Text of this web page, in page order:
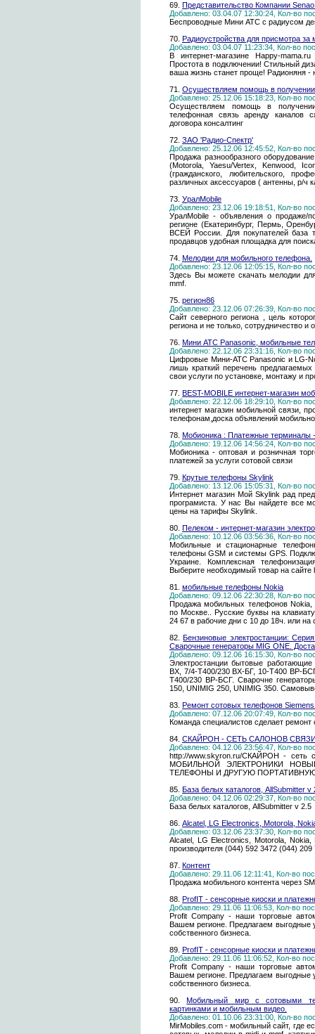
69. Представительство Компании
Добавлено: 03.04.07 12:30:24, Кол-во
Беспроводные Мини АТС c радиусом
70. Радиоустройства для присмотра
Добавлено: 03.04.07 11:23:34, Кол-во
В интернет-магазине Happy-
Простота в подключении! Стильный
ваша жизнь станет проще! Радионяня
71. Осуществляем помощь в получении
Добавлено: 25.12.06 15:18:23, Кол-во
Осуществляем помощь в
телефонная связь аренду каналов
договора консалтинг
72. ЗАО 'Радио-Спектр'
Добавлено: 25.12.06 12:45:52, Кол-во
Продажа разнообразного
(Motorola, Yaesu/Vertex, Kenwood,
(гражданского, любительского,
различных аксессуаров ( антенны, р/ч
73. УралMobile
Добавлено: 23.12.06 19:18:51, Кол-во
УралMobile - объявления о продаже/
регионе (Екатеринбург, Пермь,
ВСЕЙ России. Для покупателей база
продавцов удобная площадка для
74. Мелодии для мобильного телефона.
Добавлено: 23.12.06 12:05:15, Кол-во
Здесь Вы можете скачать мелодии
mmf.
75. регион86
Добавлено: 23.12.06 07:26:39, Кол-во
Сайт северного региона , цель
региона и не только, сотрудничество и
76. Мини АТС Panasonic, мобильные
Добавлено: 22.12.06 23:31:16, Кол-во
Цифровые Мини-АТС Panasonic и LG-
лишь краткий перечень
свои услуги по установке, монтажу и
77. BEST-MOBILE интернет-магазин
Добавлено: 22.12.06 18:29:10, Кол-во
интернет магазин мобильной связи,
телефонам,доска объявлений
78. Мобионика : Платежные терминалы
Добавлено: 19.12.06 14:56:24, Кол-во
Мобионика - оптовая и розничная
платежей за услуги сотовой связи
79. Крутые телефоны Skylink
Добавлено: 13.12.06 15:05:31, Кол-во
Интернет магазин Мой Skylink рад
програмиста. У нас Вы найдете все
цены на тарифы Skylink.
80. Пелеком - интернет-магазин
Добавлено: 10.12.06 03:56:36, Кол-во
Мобильные и стационарные
телефоны GSM и системы GPS.
Украине. Комплексная
Выберите необходимый товар на сайте
81. мобильные телефоны Nokia
Добавлено: 09.12.06 22:30:28, Кол-во
Продажа мобильных телефонов Nokia,
по Москве.. Русские буквы на
24 67 в рабочие дни с 10 до 18ч. или на
82.Бензиновые электростанции:
Сварочные генераторы MIG ONE.
Добавлено: 09.12.06 16:15:30, Кол-во
Электростанции бытовые
ВX, 7/4-Т400/230 ВX-БГ, 10-Т400 ВР-
T400/230 ВР-БСГ. Сварочне
150, UNIMIG 250, UNIMIG 350.
83. Ремонт сотовых телефонов
Добавлено: 07.12.06 20:07:49, Кол-во
Команда специалистов сделает
84. СКАЙРОН - СЕТЬ САЛОНОВ
Добавлено: 04.12.06 23:56:47, Кол-во
http://www.skyron.ru/СКАЙРОН -
МОБИЛЬНОЙ ЭЛЕКТРОНИКИ
ТЕЛЕФОНЫ И ДРУГУЮ
85. База белых каталогов, AllSubmitter v
Добавлено: 04.12.06 02:29:37, Кол-во
База белых каталогов, AllSubmitter v 2.5
86. Alcatel, LG Electronics, Motorola,
Добавлено: 03.12.06 23:37:30, Кол-во
Alcatel, LG Electronics, Motorola,
производителя (044) 592 3472 (044) 209
87. Контент
Добавлено: 29.11.06 12:11:41, Кол-во
Продажа мобильного контента через
88. ProfIT - сенсорные киоски и
Добавлено: 29.11.06 11:06:53, Кол-во
Profit Company - наши торговые
Вашем регионе. Предлагаем выгодные
собственного бизнеса.
89. ProfIT - сенсорные киоски и
Добавлено: 29.11.06 11:06:52, Кол-во
Profit Company - наши торговые
Вашем регионе. Предлагаем выгодные
собственного бизнеса.
90.Мобильный мир с сотовыми
картинками и мобильным видео.
Добавлено: 01.10.06 23:31:00, Кол-во
MirMobiles.com - мобильный сайт, где